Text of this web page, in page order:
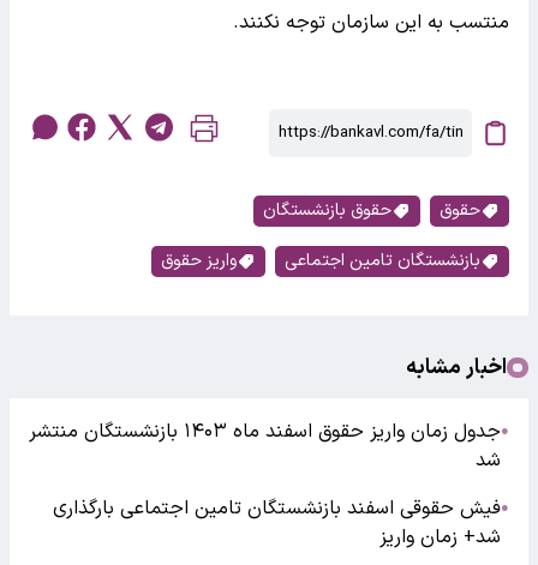
منتسب به این سازمان توجه نکنند.
حقوق
حقوق بازنشستگان
بازنشستگان تامین اجتماعی
واریز حقوق
اخبار مشابه
●
جدول زمان واریز حقوق اسفند ماه ۱۴۰۳ بازنشستگان منتشر
شد
●فیش حقوقی اسفند بازنشستگان تامین اجتماعی بارگذاری
شد+ زمان واریز